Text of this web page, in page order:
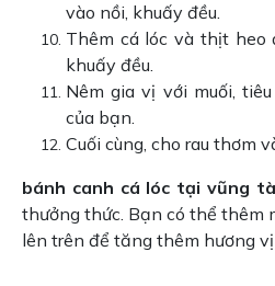
vào nồi, khuấy đều.
Thêm cá lóc và thịt heo
khuấy đều.
Nêm gia vị với muối,
của bạn.
Cuối cùng, cho rau thơm
bánh canh cá lóc tại vũng
thưởng thức. Bạn có thể thêm
lên trên để tăng thêm hương